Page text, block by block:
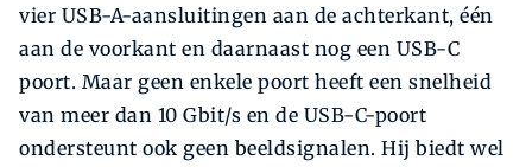
vier USB-A-aansluitingen aan de achterkant, één
aan de voorkant en daarnaast nog een USB-C
poort. Maar geen enkele poort heeft een snelheid
van meer dan 10 Gbit/s en de USB-C-poort
ondersteunt ook geen beeldsignalen. Hij biedt wel